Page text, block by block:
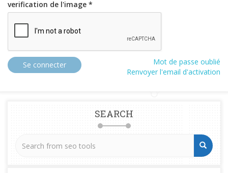
verification de l'image *
Se connecter
Mot de passe oublié
Renvoyer l'email d'activation
SEARCH